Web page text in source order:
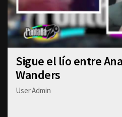
Sigue el lío entre
Wanders
User Admin